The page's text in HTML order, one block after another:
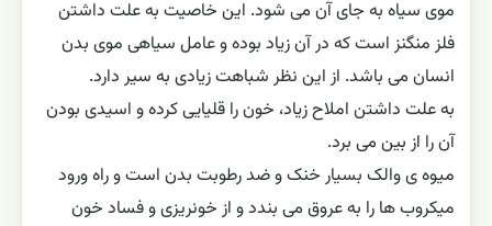
موى سیاه به جاى آن می شود. این خاصیت به علت داشتن
فلز منگنز است که در آن زیاد بوده و عامل سیاهى موى بدن
انسان مى باشد. از این نظر شباهت زیادى به سیر دارد.
به علت داشتن املاح زیاد، خون را قلیایى کرده و اسیدی بودن
آن را از بین مى برد.
میوه ی والک بسیار خنک و ضد رطوبت بدن است و راه ورود
میکروب ها را به عروق مى بندد و از خونریزى و فساد خون